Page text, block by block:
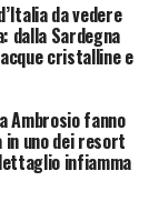
da vedere
dalla Sardegna
cristalline e
Ambrosio fanno
in uno dei resort
infiamma